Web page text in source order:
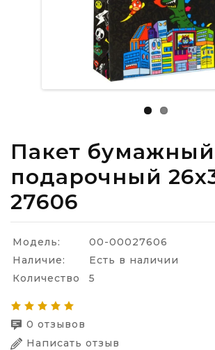
Пакет бумажный
подарочный
27606
Модель:
00-00027606
Наличие:
Есть в наличии
Количество
5
0 отзывов
Написать отзыв